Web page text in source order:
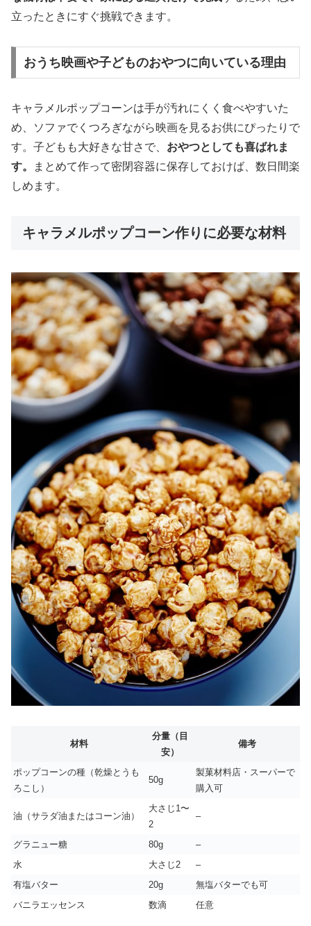
立ったときにすぐ挑戦できます。
おうち映画や子どものおやつに向いている理由
キャラメルポップコーンは手が汚れにくく食べやすいた
め、ソファでくつろぎながら映画を見るお供にぴったりで
す。子どもも大好きな甘さで、 おやつとしても喜ばれま
す。
まとめて作って密閉容器に保存しておけば、数日間楽
しめます。
キャラメルポップコーン作りに必要な材料
材料
分量（目
安）
備考
ポップコーンの種（乾燥とうも
ろこし）
50g
製菓材料店・スーパーで
購入可
油（サラダ油またはコーン油）
大さじ1〜
2
–
グラニュー糖 80g
–
水
大さじ2
–
有塩バター
20g
無塩バターでも可
バニラエッセンス
数滴 任意